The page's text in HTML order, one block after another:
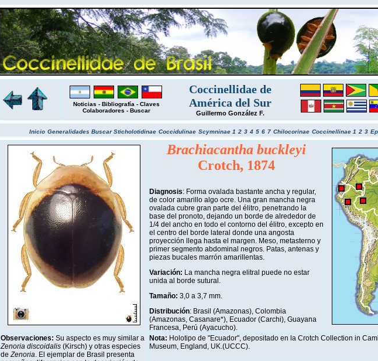
Noticias - Bibliografía - Claves
Colaboradores - Buscar
Coccinellidae de
América del Sur
Guillermo González F.
Inicio Generalidades BuscarSticholotidinae Coccidulinae Scymninae 1 2 3 4 5 6 7 Chilocorinae Coccinellinae 1 2 3
Brachiacantha buckleyi
Crotch, 1874
Diagnosis: Forma ovalada bastante ancha y regular,
de color amarillo algo ocre. Una gran mancha negra
ovalada cubre gran parte del élitro, penetrando la
base del pronoto, dejando un borde de alrededor de
1/4 del ancho en todo el contorno del élitro, excepto en
el centro del borde lateral donde una angosta
proyección llega hasta el margen. Meso, metasterno y
primer segmento abdominal negros. Patas, antenas y
piezas bucales marrón amarillentas.
Variación: La mancha negra elitral puede no estar
unida al borde sutural.
Tamaño: 3,0 a 3,7 mm.
Distribución: Brasil (Amazonas), Colombia
(Amazonas, Casanare*), Ecuador (Carchi), Guayana
Francesa, Perú (Ayacucho).
Observaciones: Su aspecto es muy similar a
Zenoria discoidalis (Kirsch) y otras especies
deZenoria. El ejemplar de Brasil presenta
Nota: Holotipo de "Ecuador", depositado en la Crotch Collection in
Museum, England, UK.(UCCC).